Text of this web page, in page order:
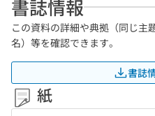
書誌情報
この資料の詳細や典拠（同じ主
名）等を確認できます。
書誌
紙